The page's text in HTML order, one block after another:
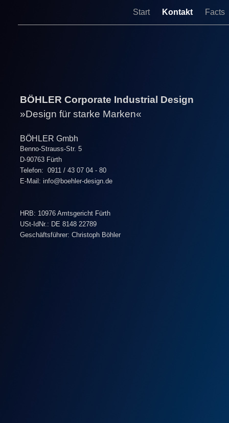
Start Kontakt Facts
BÖHLER Corporate Industrial Design
»Design für starke Marken«
BÖHLER Gmbh
Benno-Strauss-Str. 5
D-90763 Fürth
Telefon: 0911 / 43 07 04 - 80
E-Mail: info@boehler-design.de
HRB: 10976 Amtsgericht Fürth
USt-IdNr.: DE 8148 22789
Geschäftsführer: Christoph Böhler